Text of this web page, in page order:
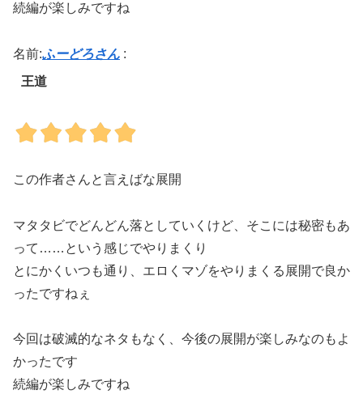
続編が楽しみですね
名前:ふーどろさん :
王道
この作者さんと言えばな展開
マタタビでどんどん落としていくけど、そこには秘密もあ
って……という感じでやりまくり
とにかくいつも通り、エロくマゾをやりまくる展開で良か
ったですねぇ
今回は破滅的なネタもなく、今後の展開が楽しみなのもよ
かったです
続編が楽しみですね